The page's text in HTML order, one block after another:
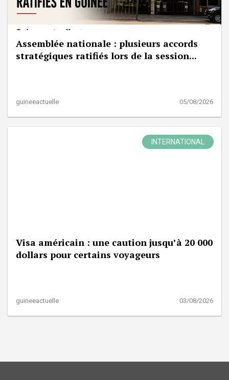
Assemblée nationale : plusieurs accords
stratégiques ratifiés lors de la session...
guineeactuelle 05/08/2026
INTERNATIONAL
Visa américain : une caution jusqu’à 20 000
dollars pour certains voyageurs
guineeactuelle 03/08/2026